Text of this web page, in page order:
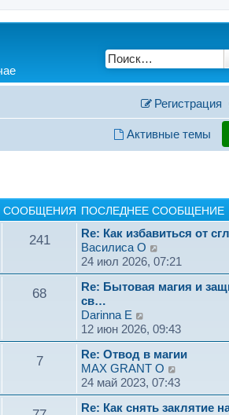
Регистрация
Активные темы
СООБЩЕНИЯ ПОСЛЕДНЕЕ СООБЩЕНИЕ
241
Re: Как избавиться от
Василиса O
е
р
е
и
к
п
о
с
24 июл 2026, 07:21
68
Re: Бытовая магия и
св…
Darinna E
е
р
е
й
т
и
12 июн 2026, 09:43
7
Re: Отвод в магии
MAX GRANT O
е
р
е
24 май 2023, 07:43
Re: Как снять заклятие